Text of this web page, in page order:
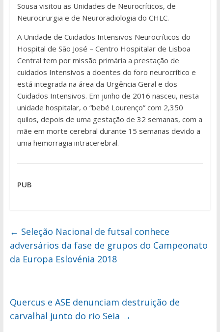
Sousa visitou as Unidades de Neurocríticos, de
Neurocirurgia e de Neuroradiologia do CHLC.
A Unidade de Cuidados Intensivos Neurocríticos do
Hospital de São José – Centro Hospitalar de Lisboa
Central tem por missão primária a prestação de
cuidados Intensivos a doentes do foro neurocrítico e
está integrada na área da Urgência Geral e dos
Cuidados Intensivos. Em junho de 2016 nasceu, nesta
unidade hospitalar, o “bebé Lourenço” com 2,350
quilos, depois de uma gestação de 32 semanas, com a
mãe em morte cerebral durante 15 semanas devido a
uma hemorragia intracerebral.
PUB
← Seleção Nacional de futsal conhece
adversários da fase de grupos do Campeonato
da Europa Eslovénia 2018
Quercus e ASE denunciam destruição de
carvalhal junto do rio Seia →